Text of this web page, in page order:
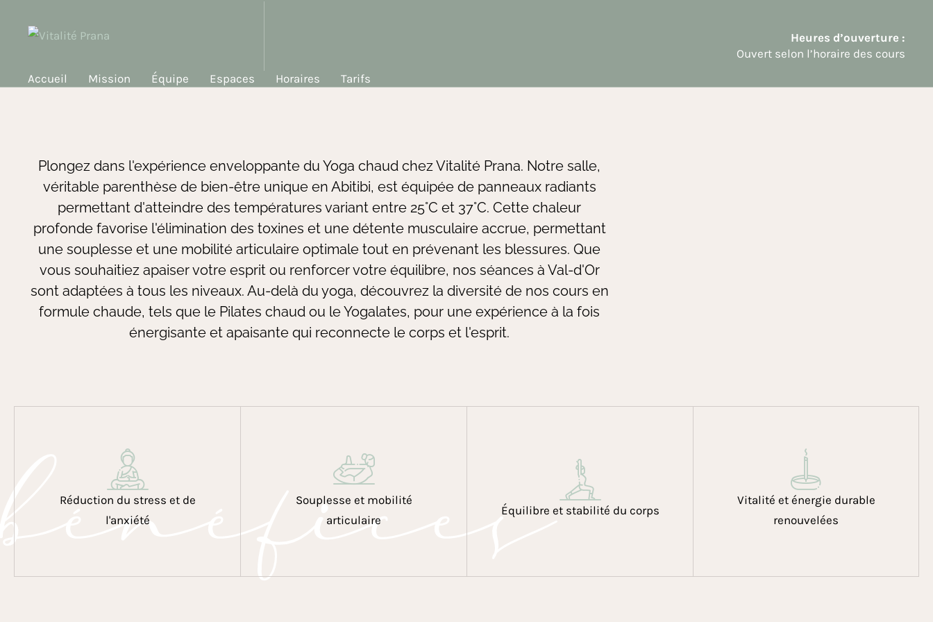
Accueil Mission Équipe Espaces Horaires Tarifs
Heures d’ouverture :
Ouvert selon l’horaire des cours
Plongez dans l'expérience enveloppante du Yoga chaud chez Vitalité Prana. Notre salle,
véritable parenthèse de bien-être unique en Abitibi, est équipée de panneaux radiants
permettant d'atteindre des températures variant entre 25°C et 37°C. Cette chaleur
profonde favorise l'élimination des toxines et une détente musculaire accrue, permettant
une souplesse et une mobilité articulaire optimale tout en prévenant les blessures. Que
vous souhaitiez apaiser votre esprit ou renforcer votre équilibre, nos séances à Val-d'Or
sont adaptées à tous les niveaux. Au-delà du yoga, découvrez la diversité de nos cours en
formule chaude, tels que le Pilates chaud ou le Yogalates, pour une expérience à la fois
énergisante et apaisante qui reconnecte le corps et l'esprit.
bénéfices
Réduction du stress et de
l'anxiété
Souplesse et mobilité
articulaire
Équilibre et stabilité du corps
Vitalité et énergie durable
renouvelées